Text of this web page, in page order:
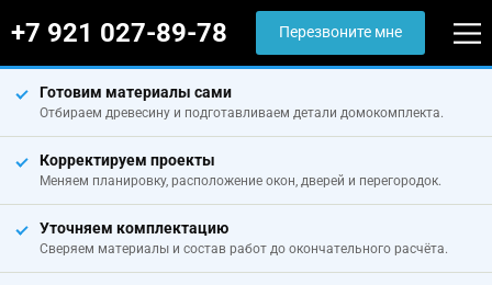
+7 921 027-89-78 Перезвоните мне
Готовим материалы сами
Отбираем древесину и подготавливаем детали домокомплекта.
Корректируем проекты
Меняем планировку, расположение окон, дверей и перегородок.
Уточняем комплектацию
Сверяем материалы и состав работ до окончательного расчёта.